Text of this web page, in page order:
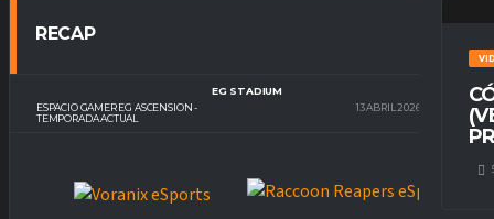
RECAP
ESPACIO GAMER EG ASCENSION -
TEMPORADA ACTUAL
EG STADIUM
13 ABRIL 2026